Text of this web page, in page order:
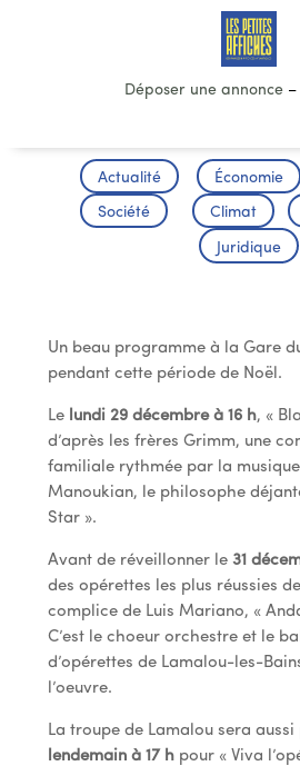
Déposer une annonce–
Actualité Économie
Société Climat
Juridique
Un beau programme à la Gare
pendant cette période de Noël.
Le lundi 29 décembre à 16 h, «
d’après les frères Grimm, une
familiale rythmée par la musique
Manoukian, le philosophe
Star ».
Avant de réveillonner le 31
des opérettes les plus réussies
complice de Luis Mariano, «
C’est le choeur orchestre et le
d’opérettes de Lamalou-les-
l’oeuvre.
La troupe de Lamalou sera aussi
lendemain à 17 hpour « Viva